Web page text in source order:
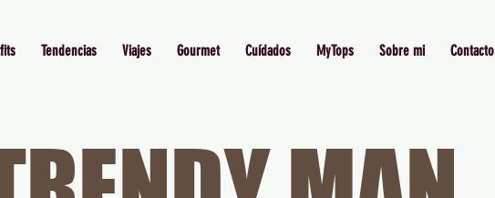
Tendencias Viajes Gourmet Cuídados MyTops Sobre mi Contacto